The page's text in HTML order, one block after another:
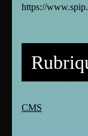
https://
CMS